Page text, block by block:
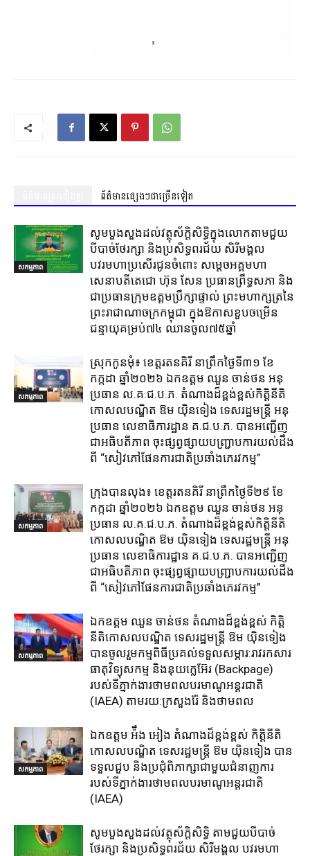
ព័ត៌មានផ្សេងៗជាច្រើនទៀត
សកម្មភាព
សូមបួងសួងដល់វត្ថុស័ក្តិសិទ្ធិក្នុងលោកតាមជួយ
បីបាច់ថែរក្សា និងប្រសិទ្ធពរជ័យ សិរីមង្គល
បវរមហាប្រសើរជូនចំពោះ សម្តេចអគ្គមហា
សេនាបតីតេជោ ហ៊ុន សែន ប្រធានព្រឹទ្ធសភា និង
ជាប្រធានក្រុមឧត្តមប្រឹក្សាផ្ទាល់ ព្រះមហាក្សត្រនៃ
ព្រះរាជាណាចក្រកម្ពុជា ក្នុងឱកាសខួបចម្រើន
ជន្មាយុគម្រប់៧៤ ឈានចូល៧៥ឆ្នាំ
សកម្មភាព
ស្រុក​កូនមុំ៖ ខេត្ត​រតនគិរី​ នាព្រឹកថ្ងៃទី៣១​ ខែ
កក្កដា ឆ្នាំ២០២៦ ឯកឧត្តម​ ឈួន ចាន់ថន អនុ
ប្រធាន ល.គ.ជ.ប.ភ. តំណាង​ដ៏ខ្ពង់ខ្ពស់​កិត្តិនីតិ
កោសលបណ្ឌិត​ ឱម​ យ៉ិនទៀង​ ទេសរដ្ឋមន្រ្តី​ អនុ
ប្រធាន​ លេខាធិការ​ដ្ឋាន​ គ.ជ.ប.ភ​. បានអញ្ជើញ
ជាអធិបតីភាព​ ចុះផ្សព្វផ្សាយ​បញ្ជ្រាប​ការ​យល់​ដឹង​
ពី​ “សៀវភៅផែនការជាតិប្រឆាំងភេរវកម្ម”
សកម្មភាព
ក្រុង​បាន​លុង​៖ ខេត្ត​រតនគិរី​ នាព្រឹកថ្ងៃទី២៩ ខែ
កក្កដា ឆ្នាំ២០២៦ ឯកឧត្តម​ ឈួន ចាន់ថន អនុ
ប្រធាន ល.គ.ជ.ប.ភ. តំណាង​ដ៏ខ្ពង់ខ្ពស់​កិត្តិនីតិ
កោសលបណ្ឌិត​ ឱម​ យ៉ិនទៀង​ ទេសរដ្ឋមន្រ្តី​ អនុ
ប្រធាន​ លេខាធិការ​ដ្ឋាន​ គ.ជ.ប.ភ​. បានអញ្ជើញ
ជាអធិបតីភាព​ ចុះផ្សព្វផ្សាយ​បញ្ជ្រាប​ការ​យល់​ដឹង​
ពី​ “សៀវភៅផែនការជាតិប្រឆាំងភេរវកម្ម”
សកម្មភាព
ឯកឧត្តម ឈួន​ ចាន់ថន​ តំណាងដ៏ខ្ពង់ខ្ពស់ កិត្តិ
នីតិកោសលបណ្ឌិត ទេសរដ្ឋមន្ត្រី ឱម យ៉ិនទៀង
បានចូលរួមកម្មពិធីប្រគល់ទទួលសម្ភារ:​រាវរកសារ
ធាតុវិទ្យុសកម្ម​ និង​នុយក្លេអ៊ែរ​ (Backpage)
របស់ទីភ្នាក់ងារថាមពលបរមាណូអន្តរជាតិ
(IAEA) តាមរយ:ក្រសួងរ៉ែ និងថាមពល​
សកម្មភាព
ឯកឧត្តម អ៉ឹង អៀង តំណាងដ៏ខ្ពង់ខ្ពស់ កិត្តិនីតិ
កោសលបណ្ឌិត ទេសរដ្ឋមន្ត្រី ឱម យ៉ិនទៀង បាន
ទទួលជួប និងប្រជុំពិភាក្សាជាមួយជំនាញការ
របស់ទីភ្នាក់ងារថាមពលបរមាណូអន្តរជាតិ
(IAEA)
សូមបួងសួងដល់វត្ថុស័ក្តិសិទ្ធិ តាមជួយបីបាច់
ថែរក្សា និងប្រសិទ្ធពរជ័យ សិរីមង្គល បវរមហា